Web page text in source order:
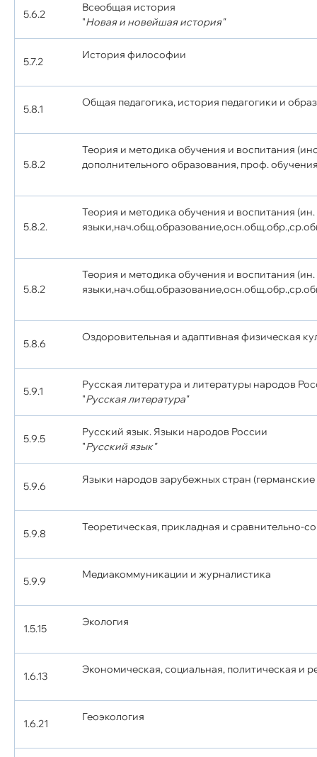
5.6.2
Всеобщая история
"Новая и новейшая история"
5.7.2
История философии
5.8.1
Общая педагогика, история педагогики и
5.8.2
Теория и методика обучения и воспитания
дополнительного образования, проф.
5.8.2.
Теория и методика обучения и воспитания (ин.
5.8.2
Теория и методика обучения и воспитания (ин.
5.8.6
Оздоровительная и адаптивная физическая
5.9.1
Русская литература и литературы народов
"Русская литература"
5.9.5
Русский язык. Языки народов России
"Русский язык"
5.9.6
Языки народов зарубежных стран (германские
5.9.8
Теоретическая, прикладная и сравнительно-
5.9.9
Медиакоммуникации и журналистика
1.5.15
Экология
1.6.13
Экономическая, социальная, политическая и
1.6.21
Геоэкология